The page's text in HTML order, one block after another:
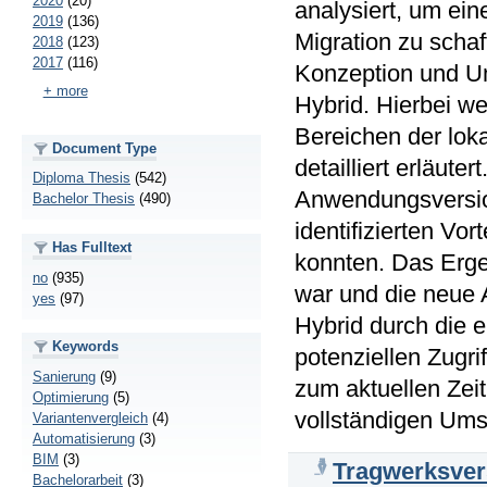
2019 (136)
2018 (123)
2017 (116)
+ more
Document Type
Diploma Thesis (542)
Bachelor Thesis (490)
Has Fulltext
no (935)
yes (97)
Keywords
Sanierung (9)
Optimierung (5)
Variantenvergleich (4)
Automatisierung (3)
BIM (3)
Bachelorarbeit (3)
analysiert, um
Migration zu
Konzeption und
Hybrid. Hierbei
Bereichen der
detailliert
identifizierten
konnten. Das
war und die neue
Hybrid durch die
potenziellen
zum aktuellen
vollständigen